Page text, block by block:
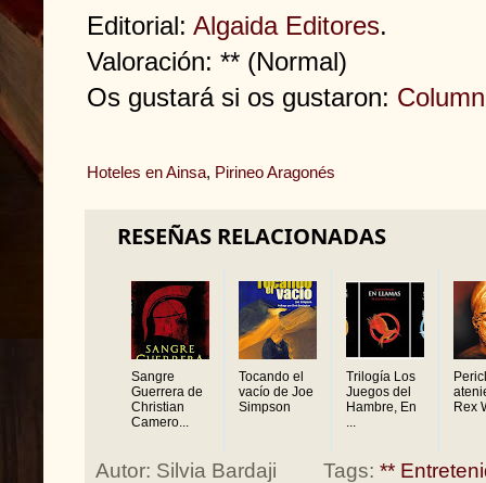
Editorial: Algaida Editores.
Valoración: ** (Normal)
Os gustará si os gustaron:
Hoteles en Ainsa, Pirineo Aragonés
RESEÑAS RELACIONADAS
Sangre
Guerrera de
Christian
Camero...
Tocando el
vacío de Joe
Simpson
Trilogía Los
Juegos del
Hambre, En
...
Rex
Autor: Silvia Bardaji Tags: **